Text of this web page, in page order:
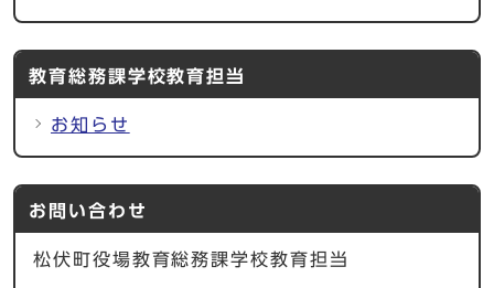
教育総務課学校教育担当
お知らせ
お問い合わせ
松伏町役場教育総務課学校教育担当